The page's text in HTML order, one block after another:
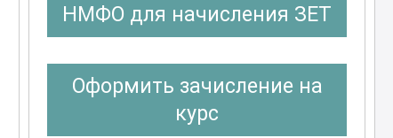
НМФО для начисления ЗЕТ
Оформить зачисление на
курс